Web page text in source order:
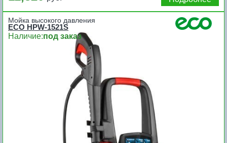
Мойка высокого давления
ECO HPW-1521S
Наличие:под заказ